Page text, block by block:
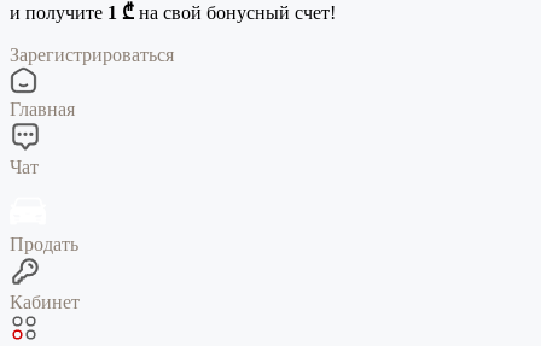
и получите 1 ₾ на свой бонусный счет!
Зарегистрироваться
Главная
Чат
Продать
Кабинет